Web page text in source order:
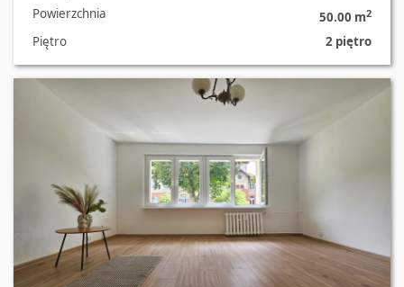
Powierzchnia
50.00 m2
Piętro
2 piętro